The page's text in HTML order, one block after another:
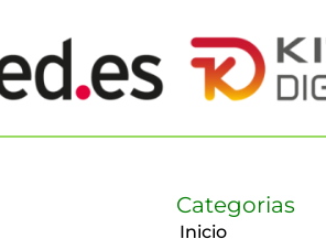
Categorias
Inicio